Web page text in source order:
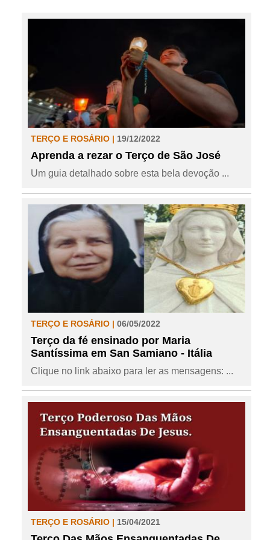
TERÇO E ROSÁRIO | 19/12/2022
Aprenda a rezar o Terço de São José
Um guia detalhado sobre esta bela devoção ...
TERÇO E ROSÁRIO | 06/05/2022
Terço da fé ensinado por Maria
Santíssima em San Samiano - Itália
Clique no link abaixo para ler as mensagens: ...
TERÇO E ROSÁRIO | 15/04/2021